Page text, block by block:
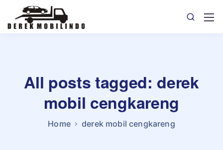
All posts tagged: derek
mobil cengkareng
Home derek mobil cengkareng